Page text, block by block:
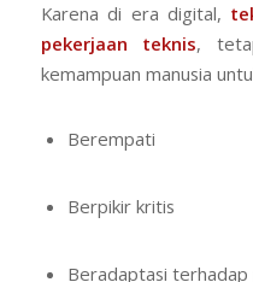
Karena di era digital,
pekerjaan teknis,
kemampuan manusia
Berempati
Berpikir kritis
Beradaptasi terhadap